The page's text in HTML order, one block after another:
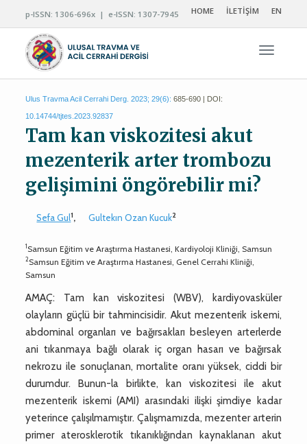
p-ISSN: 1306-696x | e-ISSN: 1307-7945 HOME İLETİŞİM EN
Ulus Travma Acil Cerrahi Derg. 2023; 29(6): 685-690 | DOI:
10.14744/tjtes.2023.92837
Tam kan viskozitesi akut
mezenterik arter trombozu
gelişimini öngörebilir mi?
Sefa Gul1, Gultekın Ozan Kucuk2
1Samsun Eğitim ve Araştırma Hastanesi, Kardiyoloji Kliniği, Samsun
2Samsun Eğitim ve Araştırma Hastanesi, Genel Cerrahi Kliniği,
Samsun
AMAÇ: Tam kan viskozitesi (WBV), kardiyovasküler
olayların güçlü bir tahmincisidir. Akut mezenterik iskemi,
abdominal organları ve bağırsakları besleyen arterlerde
ani tıkanmaya bağlı olarak iç organ hasarı ve bağırsak
nekrozu ile sonuçlanan, mortalite oranı yüksek, ciddi bir
durumdur. Bunun-la birlikte, kan viskozitesi ile akut
mezenterik iskemi (AMI) arasındaki ilişki şimdiye kadar
yeterince çalışılmamıştır. Çalışmamızda, mezenter arterin
primer aterosklerotik tıkanıklığından kaynaklanan akut